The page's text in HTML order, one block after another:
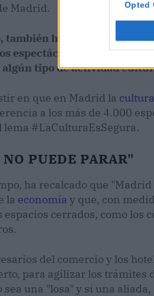
Opted
Madrid.
también ha garantizado el
espectáculos de danza y
algún tipo de actividad
en que en Madrid la cultura
a los más de 4.000
lema #LaCulturaEsSegura.
PUEDE PARAR"
ha recalcado que
la economía y que, con
espacios cerrados, como los
del comercio y los
para agilizar los
una "losa" y sí una